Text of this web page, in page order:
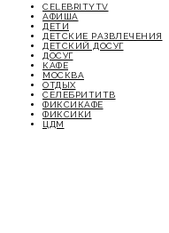
CELEBRITYTV
АФИША
ДЕТИ
ДЕТСКИЕ РАЗВЛЕЧЕНИЯ
ДЕТСКИЙ ДОСУГ
ДОСУГ
КАФЕ
МОСКВА
ОТДЫХ
СЕЛЕБРИТИТВ
ФИКСИКАФЕ
ФИКСИКИ
ЦДМ